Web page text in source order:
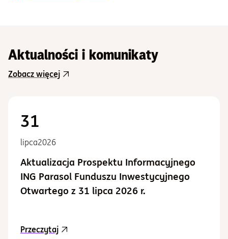
Aktualności i komunikaty
Zobacz więcej
31
lipca2026
Aktualizacja Prospektu Informacyjnego
ING Parasol Funduszu Inwestycyjnego
Otwartego z 31 lipca 2026 r.
Przeczytajaktualność Aktualizacja Prospektu